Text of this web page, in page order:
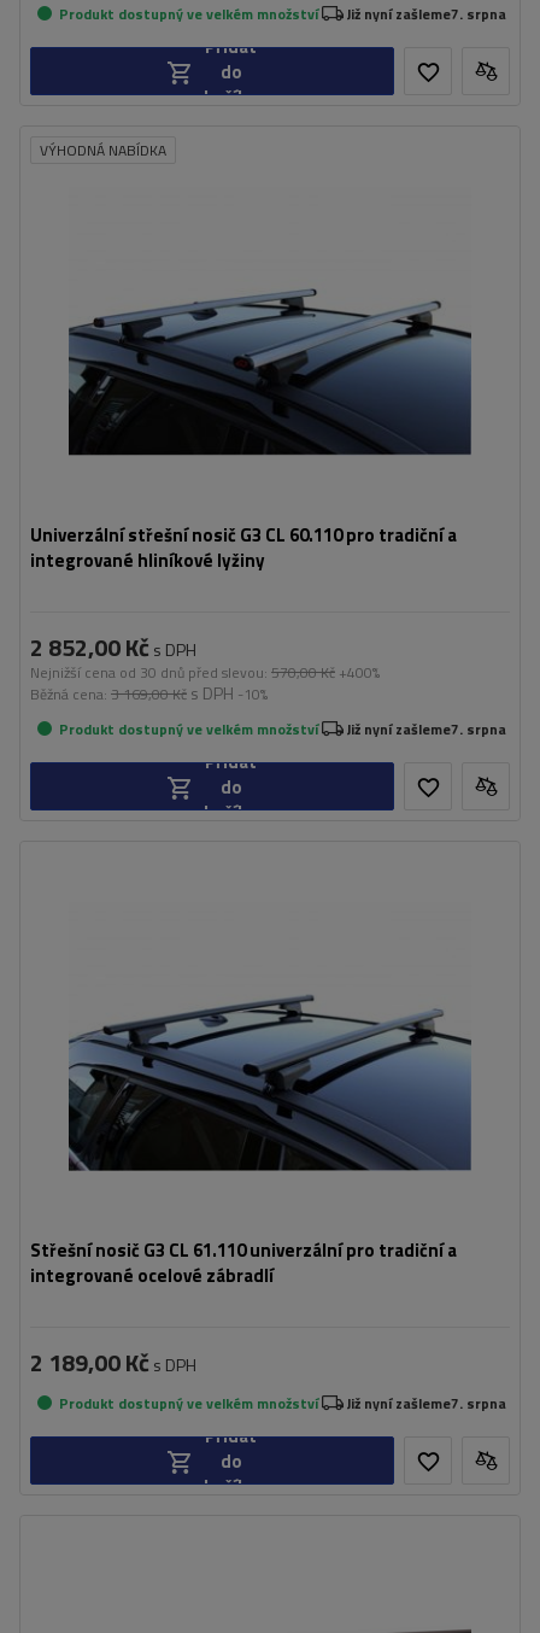
Produkt dostupný ve velkém množství Již nyní zašleme7. srpna
Přidat
do
košíku
VÝHODNÁ NABÍDKA
Univerzální střešní nosič G3 CL 60.110 pro tradiční a
integrované hliníkové lyžiny
2 852,00 Kč s DPH
Nejnižší cena od 30 dnů před slevou: 570,00 Kč +400%
Běžná cena: 3 169,00 Kč s DPH -10%
Produkt dostupný ve velkém množství
Již nyní zašleme7. srpna
Přidat
do
košíku
Střešní nosič G3 CL 61.110 univerzální pro tradiční a
integrované ocelové zábradlí
2 189,00 Kč s DPH
Produkt dostupný ve velkém množství Již nyní zašleme7. srpna
Přidat
do
košíku